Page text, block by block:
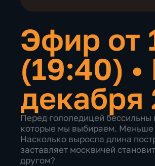
Эфир от
(19:40) •
декабря
Перед гололедицей
которые мы выбираем. Меньше
Насколько выросла длина
заставляет москвичей
другом?